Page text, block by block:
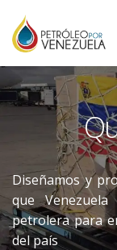
Diseñamos y
que
petrolera para
del país